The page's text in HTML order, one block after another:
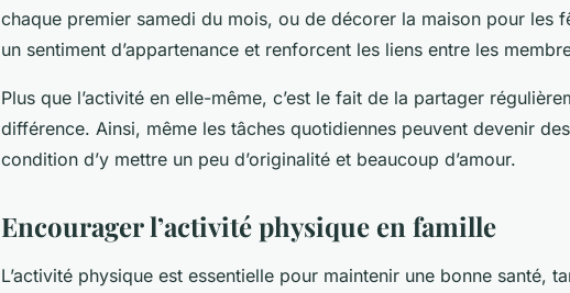
chaque premier samedi du mois, ou de décorer la maison pour les
un sentiment d’appartenance et renforcent les liens entre les
Plus que l’activité en elle-même, c’est le fait de la partager
différence. Ainsi, même les tâches quotidiennes peuvent devenir
condition d’y mettre un peu d’originalité et beaucoup d’amour.
Encourager l’activité physique en famille
L’activité physique est essentielle pour maintenir une bonne santé,